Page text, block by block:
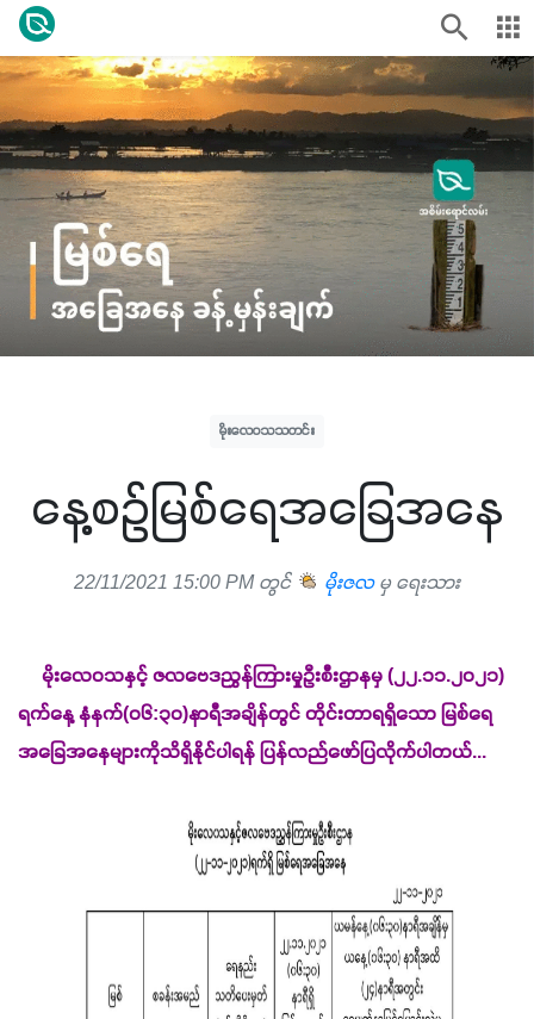
မိုးလေဝသသတင်း
နေ့စဉ်မြစ်ရေအခြေအနေ
22/11/2021 15:00 PM တွင် မိုးဇလမှ ရေးသား
မိုးလေဝသနှင့် ဇလဗေဒညွှန်ကြားမှုဦးစီးဌာနမှ (၂၂.၁၁.၂၀၂၁)
ရက်နေ့ နံနက်(၀၆:၃၀)နာရီအချိန်တွင် တိုင်းတာရရှိသော မြစ်ရေ
အခြေအနေများကိုသိရှိနိုင်ပါရန် ပြန်လည်ဖော်ပြလိုက်ပါတယ်...